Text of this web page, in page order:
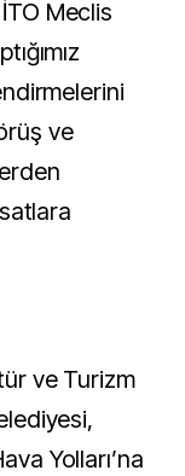
Meclis
ve
ve Turizm
Yolları’na